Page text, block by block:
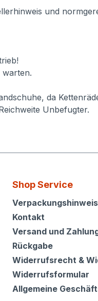
und
da
Unbefugter.
Shop Service
Shop
Kontakt
Versand und
Rückgabe
Widerrufsrecht &
Widerrufsformular
Allgemeine